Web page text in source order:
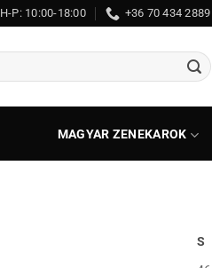
H-P: 10:00-18:00 +36 70 434 2889
MAGYAR ZENEKAROK
S